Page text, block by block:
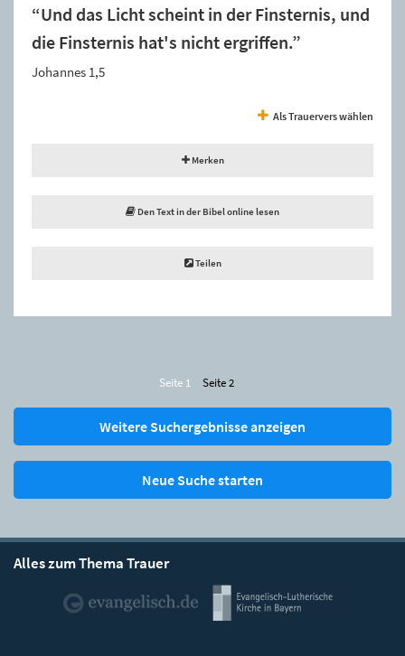
“Und das Licht scheint in der Finsternis, und
die Finsternis hat's nicht ergriffen.”
Johannes 1,5
Als Trauervers wählen
Merken
Den Text in der Bibel online lesen
Teilen
Seite 1 Seite 2
Weitere Suchergebnisse anzeigen
Neue Suche starten
Alles zum Thema Trauer